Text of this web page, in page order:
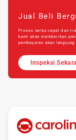
Jual Beli
Proses serba cepat dan
kami akan memberikan
pembayaran akan
Inspeksi